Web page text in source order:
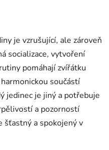
je vzrušující, ale zároveň
socializace, vytvoření
pomáhají zvířátku
součástí
jedinec je jiný a potřebuje
a pozorností
šťastný a spokojený v